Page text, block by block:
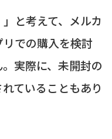
と考えて、メルカ
での購入を検討
実際に、未開封の
ていることもあり